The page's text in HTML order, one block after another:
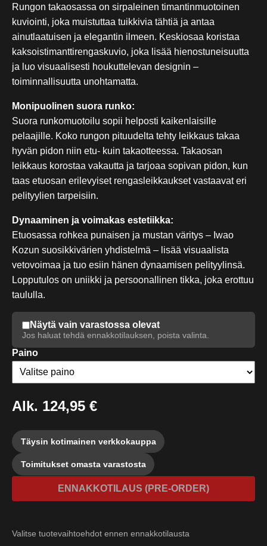
Rungon takaosassa on sirpaleinen timantinmuotoinen
kuviointi, joka muistuttaa tuikkivia tähtiä ja antaa
ainutlaatuisen ja elegantin ilmeen. Keskiosaa koristaa
kaksoistimanttirengaskuvio, joka lisää hienostuneisuutta
ja luo visuaalisesti houkuttelevan designin –
toiminnallisuutta unohtamatta.
Monipuolinen suora runko:
Suora runkomuotoilu sopii helposti kaikenlaisille
pelaajille. Koko rungon pituudelta tehty leikkaus takaa
hyvän pidon niin etu- kuin takaotteessa. Takaosan
leikkaus korostaa vakautta ja tarjoaa sopivan pidon, kun
taas etuosan erilevyiset rengasleikkaukset vastaavat eri
pelityylien tarpeisiin.
Dynaaminen ja voimakas estetiikka:
Etuosassa rohkea punaisen ja mustan väritys – Iwao
Kozun suosikkivärien yhdistelmä – lisää visuaalista
vetovoimaa ja tuo esiin hänen dynaamisen pelityylinsä.
Lopputulos on uniikki ja persoonallinen tikka, joka erottuu
taululla.
Näytä vain varastossa olevat
Jos haluat tehdä ennakkotilauksen, poista valinta.
Paino
Alk. 124,95 €
Täysin kotimainen verkkokauppa
Toimitukset omasta varastosta
ENNAKKOTILAUS (PRE-ORDER)
Valitse tuotevaihtoehdot ennen ennakkotilausta